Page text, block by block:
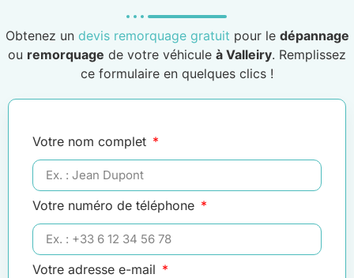
Obtenez un devis remorquage gratuit pour le dépannage
ou remorquage de votre véhicule à Valleiry. Remplissez
ce formulaire en quelques clics !
Votre nom complet
Votre numéro de téléphone
Votre adresse e-mail